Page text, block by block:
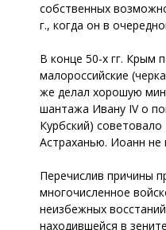
собственных
г., когда он в
В конце 50-х гг. Крым
малороссийские
же делал хорошую
шантажа Ивану IV о
Курбский)
Астраханью. Иоанн не
Перечислив причины
многочисленное
неизбежных
находившейся в